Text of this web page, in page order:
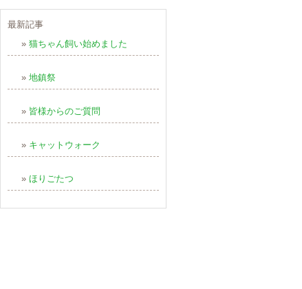
最新記事
» 猫ちゃん飼い始めました
» 地鎮祭
» 皆様からのご質問
» キャットウォーク
» ほりごたつ